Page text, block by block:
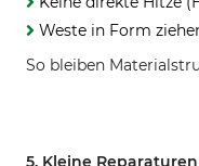
Weste in Form
So bleiben
5. Kleine